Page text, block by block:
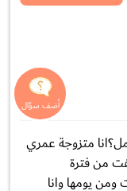
متزوجة عمري
من فترة
يومها وانا